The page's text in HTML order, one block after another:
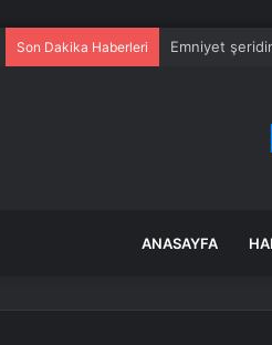
Son Dakika Haberleri Emniyet
ANASAYFA